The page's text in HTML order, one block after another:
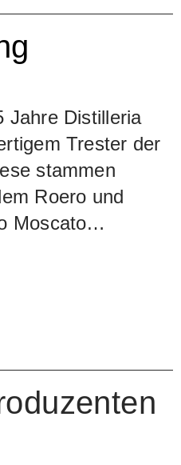
Jahre Distilleria
Trester der
stammen
Roero und
Moscato
Fässer
und die
an
und